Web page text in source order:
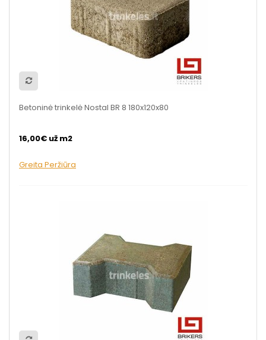
Betoninė trinkelė Nostal BR 8 180x120x80
16,00€ už m2
Greita Peržiūra